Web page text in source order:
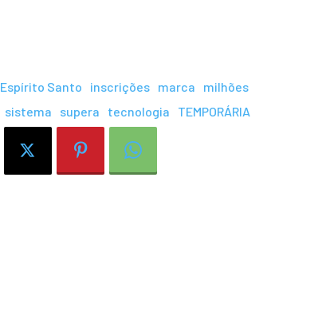
Espírito Santo inscrições marca
milhões
sistema supera tecnologia TEMPORÁRIA